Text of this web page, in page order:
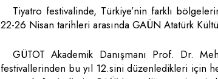
Tiyatro festivalinde, Türkiye’nin farklı
22-26 Nisan tarihleri arasında GAÜN Atatürk
GÜTOT Akademik Danışmanı Prof. Dr.
festivallerinden bu yıl 12.sini düzenledikleri için